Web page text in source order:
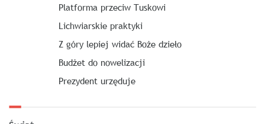
Platforma przeciw Tuskowi
Lichwiarskie praktyki
Z góry lepiej widać Boże dzieło
Budżet do nowelizacji
Prezydent urzęduje